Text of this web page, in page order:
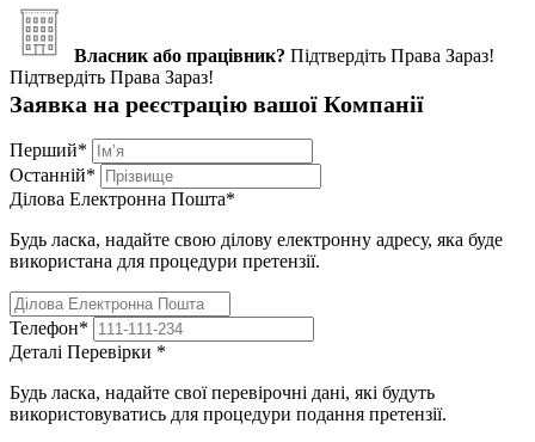
Власник або працівник? Підтвердіть Права Зараз!
Підтвердіть Права Зараз!
Заявка на реєстрацію вашої Компанії
Перший*
Останній*
Ділова Електронна Пошта*
Будь ласка, надайте свою ділову електронну адресу, яка буде
використана для процедури претензії.
Телефон*
Деталі Перевірки *
Будь ласка, надайте свої перевірочні дані, які будуть
використовуватись для процедури подання претензії.